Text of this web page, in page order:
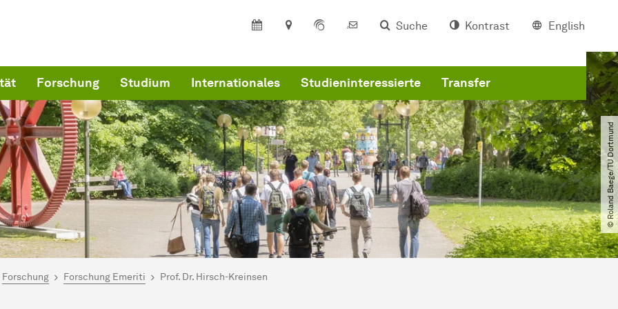
Suche Kontrast English
Forschung Studium Internationales Studieninteressierte Transfer
© Roland Baege​/​TU Dortmund
hier:
Wirtschaftswissenschaften
Forschung Forschung Emeriti Prof. Dr. Hirsch-Kreinsen